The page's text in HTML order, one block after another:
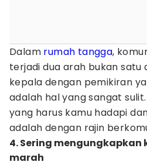
Dalam rumah tangga,
terjadi dua arah bukan satu
kepala dengan pemikiran
adalah hal yang sangat
yang harus kamu hadapi
adalah dengan rajin
4. Sering mengungkapkan
marah